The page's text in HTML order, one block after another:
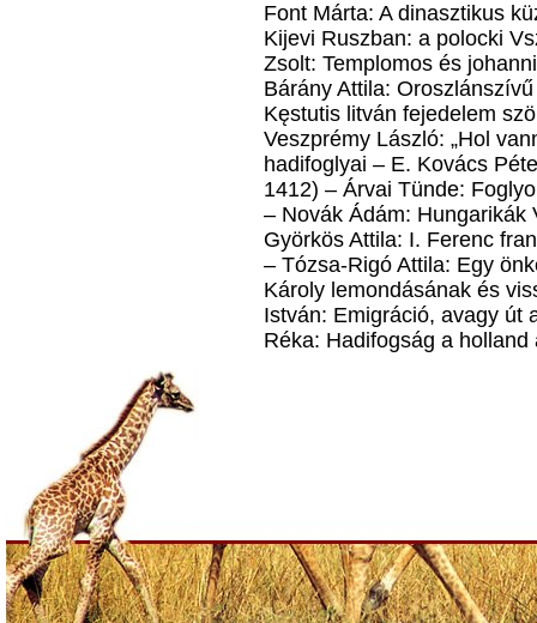
Font Márta: A dinasztikus
Kijevi Ruszban: a polocki
Zsolt: Templomos és
Bárány Attila:
Kęstutis litván fejedelem
Veszprémy László: „Hol
hadifoglyai – E. Kovács
1412) – Árvai Tünde:
– Novák Ádám: Hungarikák
Györkös Attila: I. Ferenc
– Tózsa-Rigó Attila: Egy
Károly lemondásának és
István: Emigráció, avagy út
Réka: Hadifogság a holland